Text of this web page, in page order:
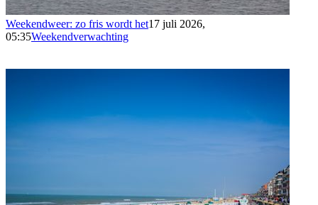
Weekendweer: zo fris wordt het17 juli 2026,
05:35Weekendverwachting